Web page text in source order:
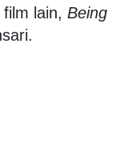
lain, Being